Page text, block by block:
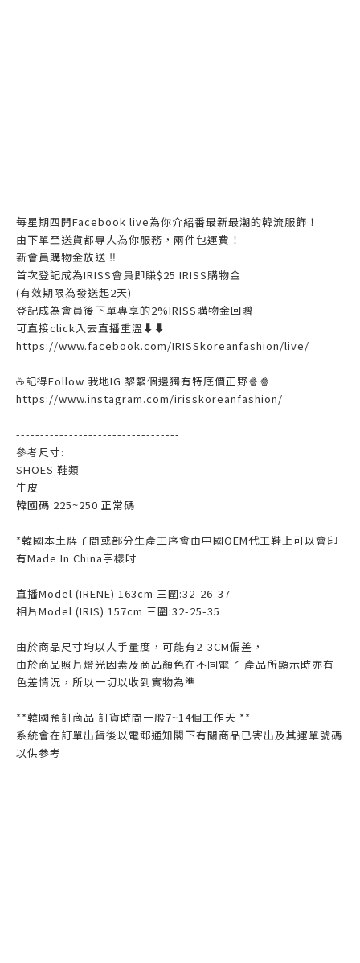
每星期四開Facebook live為你介紹番最新最潮的韓流服飾！
由下單至送貨都專人為你服務，兩件包運費！
新會員購物金放送 ‼️
首次登記成為IRISS會員即賺$25 IRISS購物金
(有效期限為發送起2天)
登記成為會員後下單專享的2%IRISS購物金回贈
可直接click入去直播重溫⬇⬇
https://www.facebook.com/IRISSkoreanfashion/live/
☕記得Follow 我地IG 黎緊個邊獨有特底價正野🍿🍿
https://www.instagram.com/irisskoreanfashion/
--------------------------------------------------------------------
----------------------------------
參考尺寸:
SHOES 鞋類
牛皮
韓國碼 225~250 正常碼
*韓國本土牌子間或部分生產工序會由中國OEM代工鞋上可以會印
有Made In China字樣吋
直播Model (IRENE) 163cm 三圍:32-26-37
相片Model (IRIS) 157cm 三圍:32-25-35
由於商品尺寸均以人手量度，可能有2-3CM偏差，
由於商品照片燈光因素及商品顏色在不同電子 產品所顯示時亦有
色差情況，所以一切以收到實物為準
**韓國預訂商品 訂貨時間一般7~14個工作天 **
系統會在訂單出貨後以電郵通知閣下有關商品已寄出及其運單號碼
以供參考